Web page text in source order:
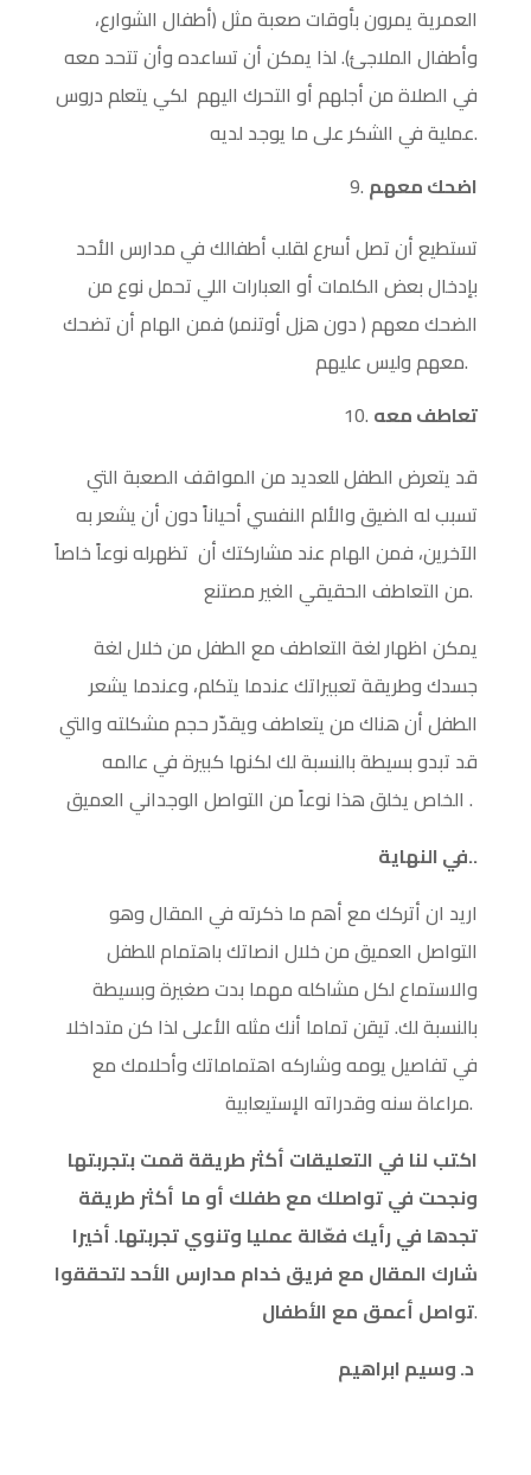
العمرية يمرون بأوقات صعبة مثل (أطفال الشوارع،
وأطفال الملاجئ). لذا يمكن أن تساعده وأن تتحد معه
في الصلاة من أجلهم أو التحرك اليهم لكي يتعلم دروس
عملية في الشكر على ما يوجد لديه.
اضحك معهم
تستطيع أن تصل أسرع لقلب أطفالك في مدارس الأحد
بإدخال بعض الكلمات أو العبارات اللي تحمل نوع من
الضحك معهم ( دون هزل أوتنمر) فمن الهام أن تضحك
معهم وليس عليهم.
تعاطف معه
قد يتعرض الطفل للعديد من المواقف الصعبة التي
تسبب له الضيق والألم النفسي أحياناً دون أن يشعر به
الآخرين، فمن الهام عند مشاركتك أن تظهرله نوعاً خاصاً
من التعاطف الحقيقي الغير مصتنع.
يمكن اظهار لغة التعاطف مع الطفل من خلال لغة
جسدك وطريقة تعبيراتك عندما يتكلم، وعندما يشعر
الطفل أن هناك من يتعاطف ويقدّر حجم مشكلته والتي
قد تبدو بسيطة بالنسبة لك لكنها كبيرة في عالمه
الخاص يخلق هذا نوعاً من التواصل الوجداني العميق .
في النهاية..
اريد ان أتركك مع أهم ما ذكرته في المقال وهو
التواصل العميق من خلال انصاتك باهتمام للطفل
والاستماع لكل مشاكله مهما بدت صغيرة وبسيطة
بالنسبة لك. تيقن تماما أنك مثله الأعلى لذا كن متداخلا
في تفاصيل يومه وشاركه اهتماماتك وأحلامك مع
مراعاة سنه وقدراته الإستيعابية.
اكتب لنا في التعليقات أكثرطريقة قمت بتجربتها
ونجحت فيتواصلك مع طفلك أو ما أكثرطريقة
تجدها في رأيك فعّالة عمليا وتنويتجربتها.أخيرا
شارك المقال مع فريق خدام مدارس الأحدلتحققوا
تواصل أعمق مع الأطفال
.